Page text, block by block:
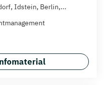
Idstein, Berlin,...